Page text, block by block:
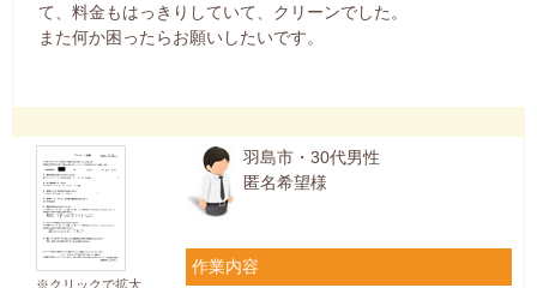
て、料金もはっきりしていて、クリーンでした。
また何か困ったらお願いしたいです。
※クリックで拡大
羽島市・30代男性
匿名希望様
作業内容